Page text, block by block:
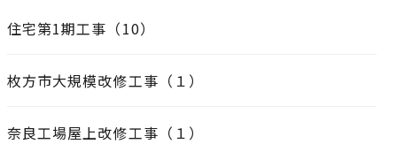
住宅第1期工事（10）
枚方市大規模改修工事（１）
奈良工場屋上改修工事（１）